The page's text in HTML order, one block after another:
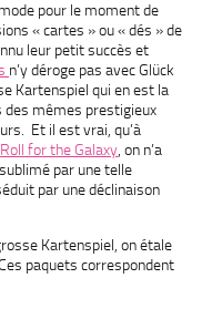
pour le moment de
« cartes » ou « dés » de
leur petit succès et
n’y déroge pas avec Glück
Kartenspiel qui en est la
des mêmes prestigieux
Et il est vrai, qu’à
Roll for the Galaxy, on n’a
par une telle
par une déclinaison
Kartenspiel, on étale
paquets correspondent